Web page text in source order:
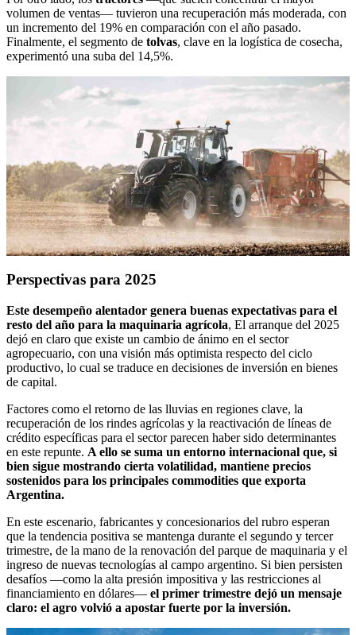
volumen de ventas— tuvieron una recuperación más moderada, con
un incremento del 19% en comparación con el año pasado.
Finalmente, el segmento de tolvas, clave en la logística de cosecha,
experimentó una suba del 14,5%.
Perspectivas para 2025
Este desempeño alentador genera buenas expectativas para el
resto del año para la maquinaria agrícola, El arranque del 2025
dejó en claro que existe un cambio de ánimo en el sector
agropecuario, con una visión más optimista respecto del ciclo
productivo, lo cual se traduce en decisiones de inversión en bienes
de capital.
Factores como el retorno de las lluvias en regiones clave, la
recuperación de los rindes agrícolas y la reactivación de líneas de
crédito específicas para el sector parecen haber sido determinantes
en este repunte. A ello se suma un entorno internacional que, si
bien sigue mostrando cierta volatilidad, mantiene precios
sostenidos para los principales commodities que exporta
Argentina.
En este escenario, fabricantes y concesionarios del rubro esperan
que la tendencia positiva se mantenga durante el segundo y tercer
trimestre, de la mano de la renovación del parque de maquinaria y el
ingreso de nuevas tecnologías al campo argentino. Si bien persisten
desafíos —como la alta presión impositiva y las restricciones al
financiamiento en dólares— el primer trimestre dejó un mensaje
claro: el agro volvió a apostar fuerte por la inversión.